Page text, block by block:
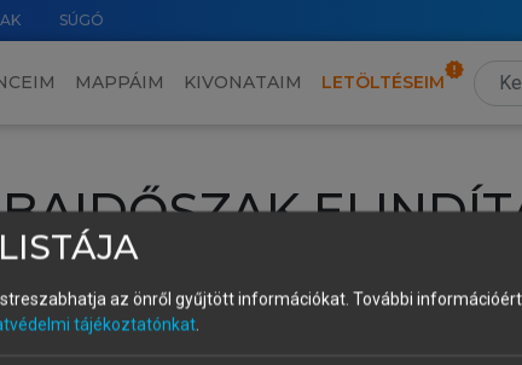
SÚGÓ
MAPPÁIM KIVONATAIM LETÖLTÉSEIM
lépj be a saját fiókoddal, iskolai azonosítóddal vagy
1 óra díjmentes hozzáférésrevagy
vagy hozz
az önről gyűjtött információkat. További
tájékoztatónkat.